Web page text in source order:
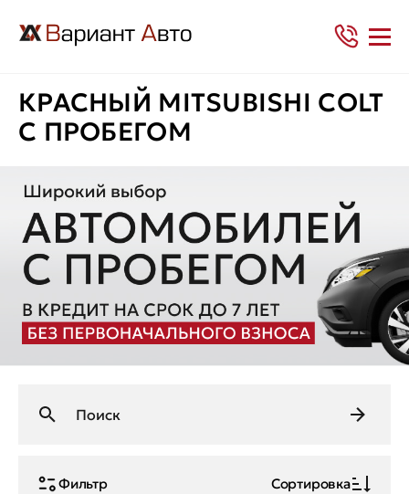
КРАСНЫЙ MITSUBISHI COLT
С ПРОБЕГОМ
Фильтр Сортировка